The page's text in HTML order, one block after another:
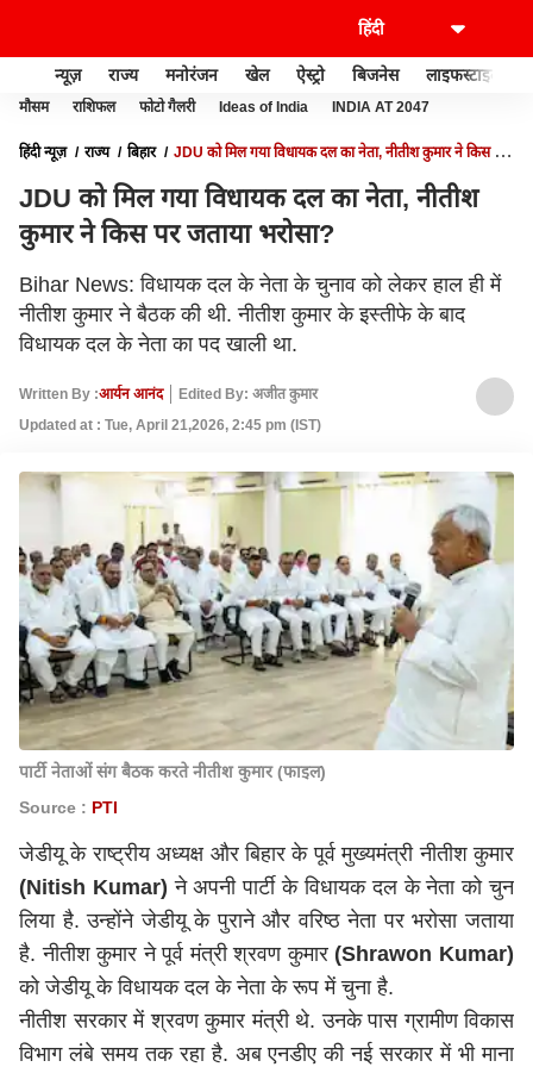
न्यूज़ राज्य मनोरंजन खेल ऐस्ट्रो बिजनेस लाइफस्टाइल
मौसम राशिफल फोटो गैलरी Ideas of India INDIA AT 2047
हिंदी न्यूज़ राज्य बिहार
JDU को मिल गया विधायक दल का नेता, नीतीश कुमार ने किस पर
JDU को मिल गया विधायक दल का नेता, नीतीश
कुमार ने किस पर जताया भरोसा?
Bihar News: विधायक दल के नेता के चुनाव को लेकर हाल ही में
नीतीश कुमार ने बैठक की थी. नीतीश कुमार के इस्तीफे के बाद
विधायक दल के नेता का पद खाली था.
Written By :आर्यन आनंद
Edited By: अजीत कुमार
Updated at : Tue, April 21,2026, 2:45 pm (IST)
पार्टी नेताओं संग बैठक करते नीतीश कुमार (फाइल)
Source : PTI
जेडीयू के राष्ट्रीय अध्यक्ष और बिहार के पूर्व मुख्यमंत्री नीतीश कुमार
(Nitish Kumar) ने अपनी पार्टी के विधायक दल के नेता को चुन
लिया है. उन्होंने जेडीयू के पुराने और वरिष्ठ नेता पर भरोसा जताया
है. नीतीश कुमार ने पूर्व मंत्री श्रवण कुमार (Shrawon Kumar)
को जेडीयू के विधायक दल के नेता के रूप में चुना है.
नीतीश सरकार में श्रवण कुमार मंत्री थे. उनके पास ग्रामीण विकास
विभाग लंबे समय तक रहा है. अब एनडीए की नई सरकार में भी माना